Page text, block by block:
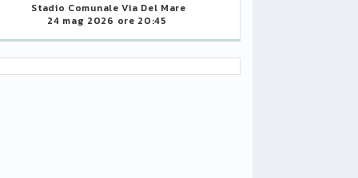
Stadio Comunale Via Del Mare
24 mag 2026 ore 20:45